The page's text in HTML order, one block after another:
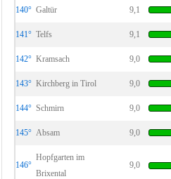
140° Galtür 9,1
141° Telfs 9,1
142° Kramsach 9,0
143° Kirchberg in Tirol 9,0
144° Schmirn 9,0
145° Absam 9,0
146°
Hopfgarten im
Brixental
9,0